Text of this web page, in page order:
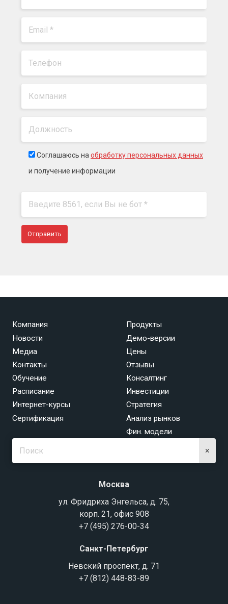
Соглашаюсь на обработку персональных данных
и получение информации
Компания
Новости
Медиа
Контакты
Продукты
Демо-версии
Цены
Отзывы
Обучение
Расписание
Интернет-курсы
Сертификация
Консалтинг
Инвестиции
Стратегия
Анализ рынков
Фин. модели
×
Москва
ул. Фридриха Энгельса, д. 75,
корп. 21, офис 908
+7 (495) 276-00-34
Санкт-Петербург
Невский проспект, д. 71
+7 (812) 448-83-89